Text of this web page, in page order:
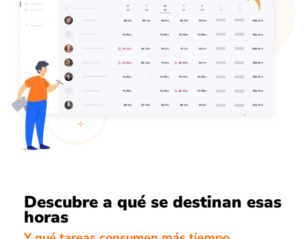
Descubre a qué se destinan esas
horas